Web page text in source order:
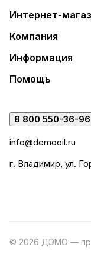
Интернет-
Компания
Информация
Помощь
8 800 550-36-96
info@demooil.ru
г. Владимир, ул.
© 2026 ДЭМО —